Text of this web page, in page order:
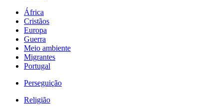
África
Cristãos
Europa
Guerra
Meio ambiente
Migrantes
Portugal
Perseguição
Religião